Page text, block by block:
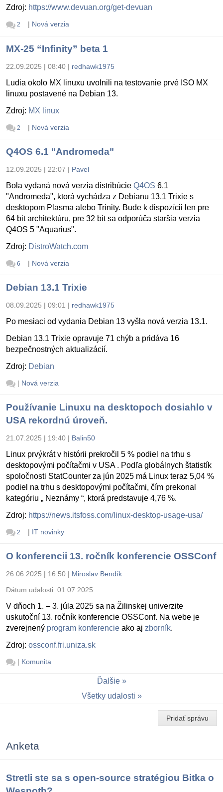
Zdroj: https://www.devuan.org/get-devuan
2 | Nová verzia
MX-25 “Infinity” beta 1
22.09.2025 | 08:40 | redhawk1975
Ludia okolo MX linuxu uvolnili na testovanie prvé ISO MX
linuxu postavené na Debian 13.
Zdroj: MX linux
2 | Nová verzia
Q4OS 6.1 "Andromeda"
12.09.2025 | 22:07 | Pavel
Bola vydaná nová verzia distribúcie Q4OS 6.1
"Andromeda", ktorá vychádza z Debianu 13.1 Trixie s
desktopom Plasma alebo Trinity. Bude k dispozícii len pre
64 bit architektúru, pre 32 bit sa odporúča staršia verzia
Q4OS 5 "Aquarius".
Zdroj: DistroWatch.com
6 | Nová verzia
Debian 13.1 Trixie
08.09.2025 | 09:01 | redhawk1975
Po mesiaci od vydania Debian 13 vyšla nová verzia 13.1.
Debian 13.1 Trixie opravuje 71 chýb a pridáva 16
bezpečnostných aktualizácií.
Zdroj: Debian
| Nová verzia
Používanie Linuxu na desktopoch dosiahlo v
USA rekordnú úroveň.
21.07.2025 | 19:40 | Balin50
Linux prvýkrát v histórii prekročil 5 % podiel na trhu s
desktopovými počítačmi v USA . Podľa globálnych štatistík
spoločnosti StatCounter za jún 2025 má Linux teraz 5,04 %
podiel na trhu s desktopovými počítačmi, čím prekonal
kategóriu „ Neznámy “, ktorá predstavuje 4,76 %.
Zdroj: https://news.itsfoss.com/linux-desktop-usage-usa/
2 | IT novinky
O konferencii 13. ročník konferencie OSSConf
26.06.2025 | 16:50 | Miroslav Bendík
Dátum udalosti: 01.07.2025
V dňoch 1. – 3. júla 2025 sa na Žilinskej univerzite
uskutoční 13. ročník konferencie OSSConf. Na webe je
zverejnený program konferencie ako aj zborník.
Zdroj: ossconf.fri.uniza.sk
| Komunita
Ďalšie
Všetky udalosti
Pridať správu
Anketa
Stretli ste sa s open-source stratégiou Bitka o